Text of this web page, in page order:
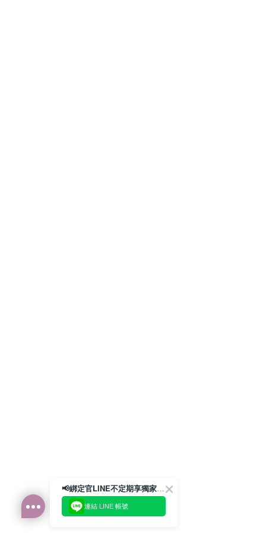
📢綁定官LINE不定期享獨家優惠券
連結 LINE 帳號